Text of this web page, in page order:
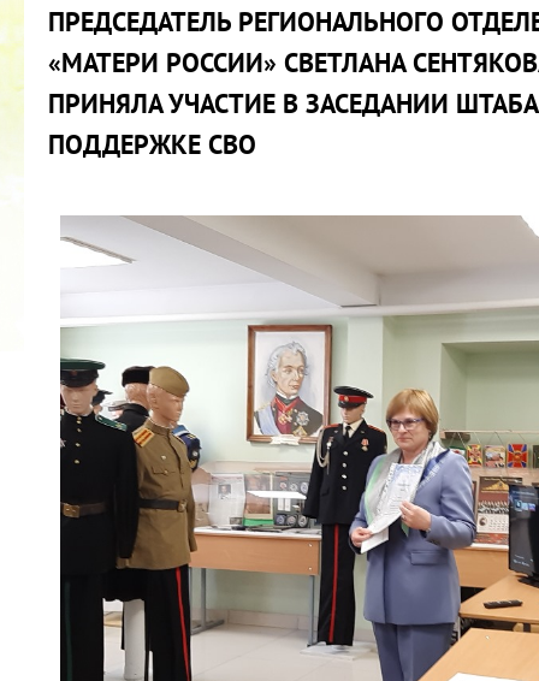
ПРЕДСЕДАТЕЛЬ РЕГИОНАЛЬНОГО
«МАТЕРИ РОССИИ» СВЕТЛАНА
ПРИНЯЛА УЧАСТИЕ В ЗАСЕДАНИИ
ПОДДЕРЖКЕ СВО
2022 ГОД ПРОВОЗГЛАШЕН ГОДОМ
МАТЕРИ В ЯКУТИИ
19.12.2021